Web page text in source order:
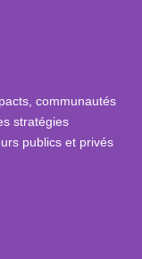
communautés
stratégies
publics et privés